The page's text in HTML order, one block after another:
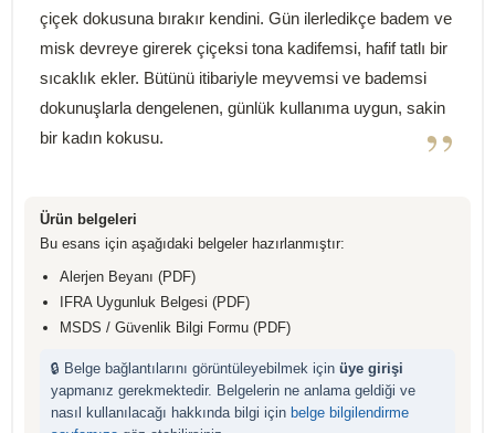
çiçek dokusuna bırakır kendini. Gün ilerledikçe badem ve
misk devreye girerek çiçeksi tona kadifemsi, hafif tatlı bir
sıcaklık ekler. Bütünü itibariyle meyvemsi ve bademsi
dokunuşlarla dengelenen, günlük kullanıma uygun, sakin
bir kadın kokusu.
”
Ürün belgeleri
Bu esans için aşağıdaki belgeler hazırlanmıştır:
Alerjen Beyanı (PDF)
IFRA Uygunluk Belgesi (PDF)
MSDS / Güvenlik Bilgi Formu (PDF)
🔒 Belge bağlantılarını görüntüleyebilmek için üye girişi
yapmanız gerekmektedir. Belgelerin ne anlama geldiği ve
nasıl kullanılacağı hakkında bilgi için belge bilgilendirme